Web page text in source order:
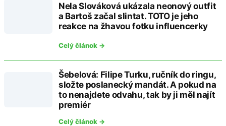
Nela Slováková ukázala neonový outfit
a Bartoš začal slintat. TOTO je jeho
reakce na žhavou fotku influencerky
Celý článok →
Šebelová: Filipe Turku, ručník do ringu,
složte poslanecký mandát. A pokud na
to nenajdete odvahu, tak by ji měl najít
premiér
Celý článok →